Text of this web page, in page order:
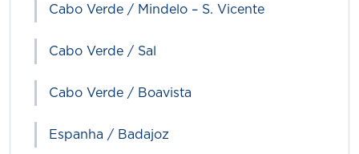
Cabo Verde / Mindelo – S. Vicente
Cabo Verde / Sal
Cabo Verde / Boavista
Espanha / Badajoz